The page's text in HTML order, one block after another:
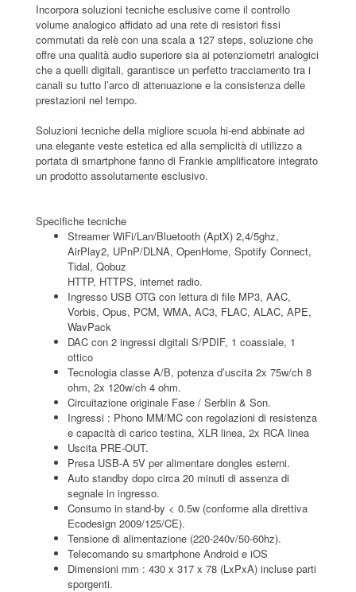
Incorpora soluzioni tecniche esclusive come il controllo
volume analogico affidato ad una rete di resistori fissi
commutati da relè con una scala a 127 steps, soluzione che
offre una qualità audio superiore sia ai potenziometri analogici
che a quelli digitali, garantisce un perfetto tracciamento tra i
canali su tutto l’arco di attenuazione e la consistenza delle
prestazioni nel tempo.
Soluzioni tecniche della migliore scuola hi-end abbinate ad
una elegante veste estetica ed alla semplicità di utilizzo a
portata di smartphone fanno di Frankie amplificatore integrato
un prodotto assolutamente esclusivo.
Specifiche tecniche
Streamer WiFi/Lan/Bluetooth (AptX) 2,4/5ghz,
AirPlay2, UPnP/DLNA, OpenHome, Spotify Connect,
Tidal, Qobuz
HTTP, HTTPS, internet radio.
Ingresso USB OTG con lettura di file MP3, AAC,
Vorbis, Opus, PCM, WMA, AC3, FLAC, ALAC, APE,
WavPack
DAC con 2 ingressi digitali S/PDIF, 1 coassiale, 1
ottico
Tecnologia classe A/B, potenza d’uscita 2x 75w/ch 8
ohm, 2x 120w/ch 4 ohm.
Circuitazione originale Fase / Serblin & Son.
Ingressi : Phono MM/MC con regolazioni di resistenza
e capacità di carico testina, XLR linea, 2x RCA linea
Uscita PRE-OUT.
Presa USB-A 5V per alimentare dongles esterni.
Auto standby dopo circa 20 minuti di assenza di
segnale in ingresso.
Consumo in stand-by < 0.5w (conforme alla direttiva
Ecodesign 2009/125/CE).
Tensione di alimentazione (220-240v/50-60hz).
Telecomando su smartphone Android e iOS
Dimensioni mm : 430 x 317 x 78 (LxPxA) incluse parti
sporgenti.